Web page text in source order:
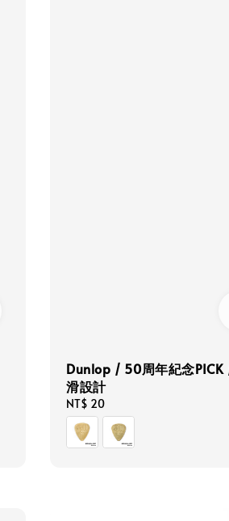
Dunlop / 50周年紀念PICK
滑設計
Regular
price
NT$ 20